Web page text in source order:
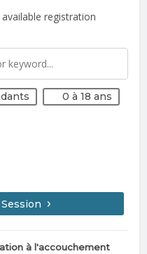
registration
0 à 18 ans
Session
à l'accouchement